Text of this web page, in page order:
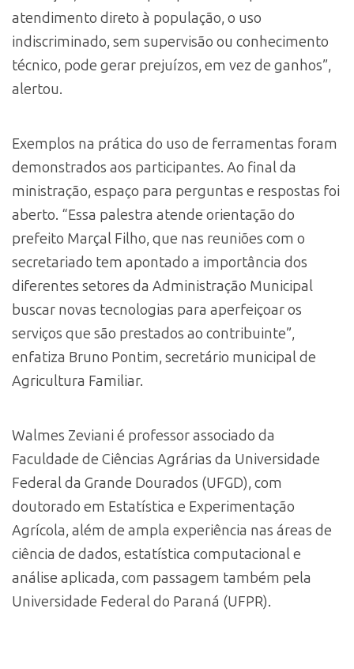
atendimento direto à população, o uso
indiscriminado, sem supervisão ou conhecimento
técnico, pode gerar prejuízos, em vez de ganhos”,
alertou.
Exemplos na prática do uso de ferramentas foram
demonstrados aos participantes. Ao final da
ministração, espaço para perguntas e respostas foi
aberto. “Essa palestra atende orientação do
prefeito Marçal Filho, que nas reuniões com o
secretariado tem apontado a importância dos
diferentes setores da Administração Municipal
buscar novas tecnologias para aperfeiçoar os
serviços que são prestados ao contribuinte”,
enfatiza Bruno Pontim, secretário municipal de
Agricultura Familiar.
Walmes Zeviani é professor associado da
Faculdade de Ciências Agrárias da Universidade
Federal da Grande Dourados (UFGD), com
doutorado em Estatística e Experimentação
Agrícola, além de ampla experiência nas áreas de
ciência de dados, estatística computacional e
análise aplicada, com passagem também pela
Universidade Federal do Paraná (UFPR).